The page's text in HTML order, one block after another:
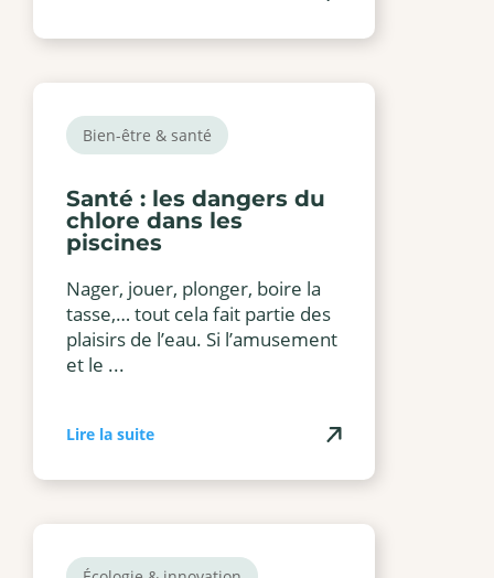
Bien-être & santé
Santé : les dangers du
chlore dans les
piscines
Nager, jouer, plonger, boire la
tasse,… tout cela fait partie des
plaisirs de l’eau. Si l’amusement
et le ...
Lire la suite